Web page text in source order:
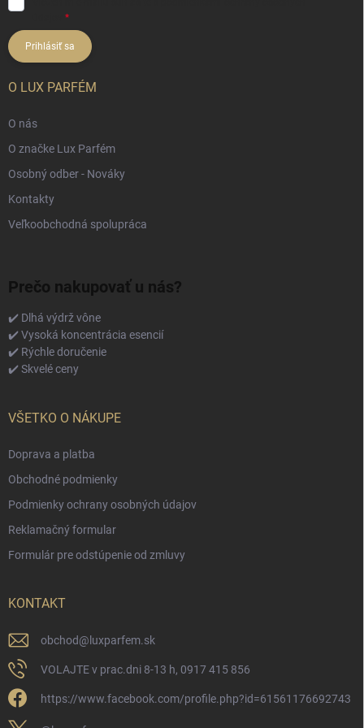
Prihlásiť sa
O LUX PARFÉM
O nás
O značke Lux Parfém
Osobný odber - Nováky
Kontakty
Veľkoobchodná spolupráca
Prečo nakupovať u nás?
✔️ Dlhá výdrž vône
✔️ Vysoká koncentrácia esencií
✔️ Rýchle doručenie
✔️ Skvelé ceny
VŠETKO O NÁKUPE
Doprava a platba
Obchodné podmienky
Podmienky ochrany osobných údajov
Reklamačný formular
Formulár pre odstúpenie od zmluvy
KONTAKT
obchod@ luxparfem.sk
VOLAJTE v prac.dni 8-13 h, 0917 415 856
https://www.facebook.com/profile.php?id=61561176692743